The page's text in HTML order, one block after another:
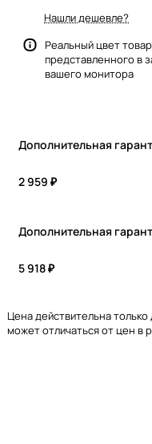
Нашли дешевле?
Реальный цвет
представленного в
вашего монитора
Дополнительная
2 959 ₽
Дополнительная
5 918 ₽
Цена действительна
может отличаться от цен в